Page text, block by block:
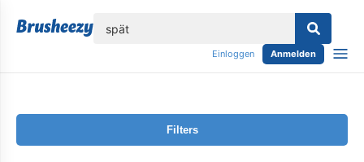
Einloggen Anmelden
Filters